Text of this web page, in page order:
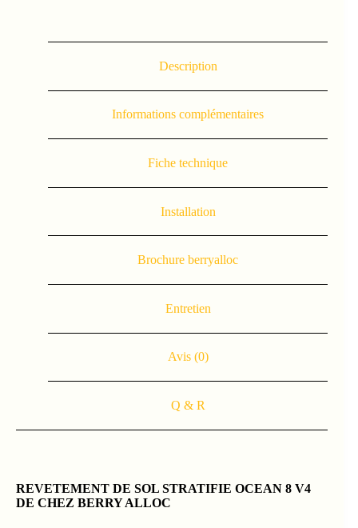
Description
Informations complémentaires
Fiche technique
Installation
Brochure berryalloc
Entretien
Avis (0)
Q & R
REVETEMENT DE SOL STRATIFIE OCEAN 8 V4
DE CHEZ BERRY ALLOC